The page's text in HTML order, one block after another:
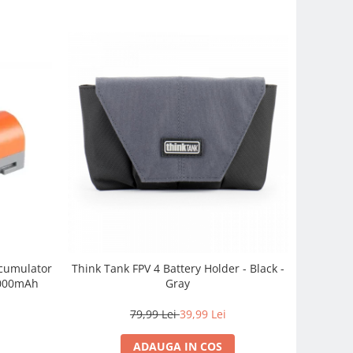
Think Tank FPV 4 Battery Holder - Black -
Gray
79,99 Lei39,99 Lei
ADAUGA IN COS